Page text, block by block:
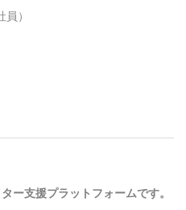
）
ー支援プラットフォームです。